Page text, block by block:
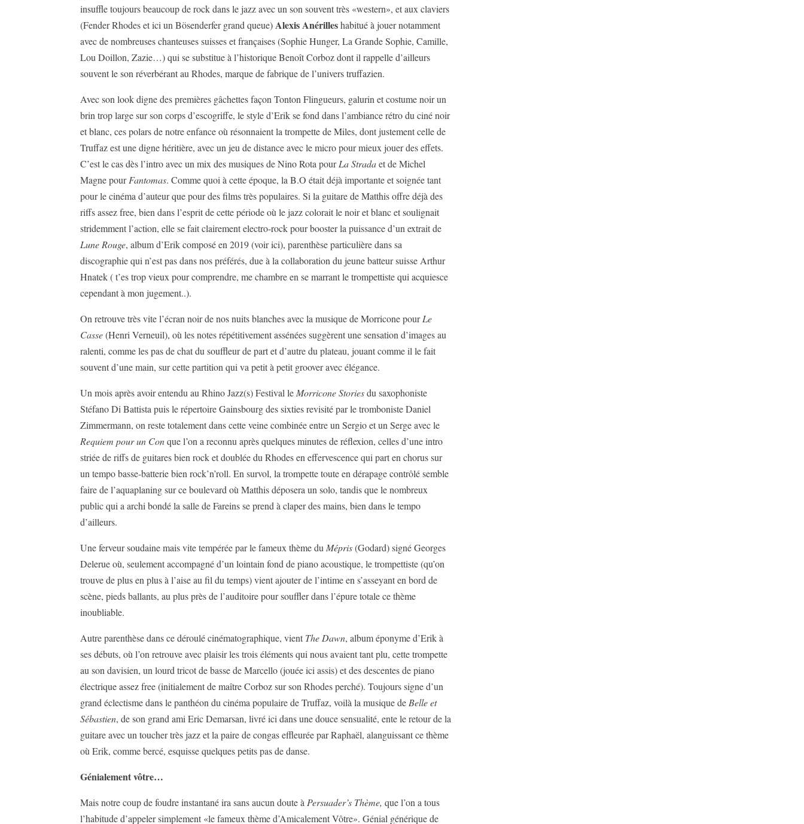
insuffle toujours beaucoup de rock dans le jazz avec un son souvent très «western», et aux claviers
(Fender Rhodes et ici un Bösenderfer grand queue) Alexis Anérilleshabitué à jouer notamment
avec de nombreuses chanteuses suisses et françaises (Sophie Hunger, La Grande Sophie, Camille,
Lou Doillon, Zazie…) qui se substitue à l’historique Benoît Corboz dont il rappelle d’ailleurs
souvent le son réverbérant au Rhodes, marque de fabrique de l’univers truffazien.
Avec son look digne des premières gâchettes façon Tonton Flingueurs, galurin et costume noir un
brin trop large sur son corps d’escogriffe, le style d’Erik se fond dans l’ambiance rétro du ciné noir
et blanc, ces polars de notre enfance où résonnaient la trompette de Miles, dont justement celle de
Truffaz est une digne héritière, avec un jeu de distance avec le micro pour mieux jouer des effets.
C’est le cas dès l’intro avec un mix des musiques de Nino Rota pourLa Stradaet de Michel
Magne pourFantomas. Comme quoi à cette époque, la B.O était déjà importante et soignée tant
pour le cinéma d’auteur que pour des films très populaires. Si la guitare de Matthis offre déjà des
riffs assez free, bien dans l’esprit de cette période où le jazz colorait le noir et blanc et soulignait
stridemment l’action, elle se fait clairement electro-rock pour booster la puissance d’un extrait de
Lune Rouge, album d’Erik composé en 2019 (voir ici), parenthèse particulière dans sa
discographie qui n’est pas dans nos préférés, due à la collaboration du jeune batteur suisse Arthur
Hnatek ( t’es trop vieux pour comprendre, me chambre en se marrant le trompettiste qui acquiesce
cependant à mon jugement..).
On retrouve très vite l’écran noir de nos nuits blanches avec la musique de Morricone pourLe
Casse(Henri Verneuil), où les notes répétitivement assénées suggèrent une sensation d’images au
ralenti, comme les pas de chat du souffleur de part et d’autre du plateau, jouant comme il le fait
souvent d’une main, sur cette partition qui va petit à petit groover avec élégance.
Un mois après avoir entendu au Rhino Jazz(s) Festival le Morricone Storiesdu saxophoniste
Stéfano Di Battista puis le répertoire Gainsbourg des sixties revisité par le tromboniste Daniel
Zimmermann, on reste totalement dans cette veine combinée entre un Sergio et un Serge avec le
Requiem pour un Conque l’on a reconnu après quelques minutes de réflexion, celles d’une intro
striée de riffs de guitares bien rock et doublée du Rhodes en effervescence qui part en chorus sur
un tempo basse-batterie bien rock’n’roll. En survol, la trompette toute en dérapage contrôlé semble
faire de l’aquaplaning sur ce boulevard où Matthis déposera un solo, tandis que le nombreux
public qui a archi bondé la salle de Fareins se prend à claper des mains, bien dans le tempo
d’ailleurs.
Une ferveur soudaine mais vite tempérée par le fameux thème du Mépris(Godard) signé Georges
Delerue où, seulement accompagné d’un lointain fond de piano acoustique, le trompettiste (qu’on
trouve de plus en plus à l’aise au fil du temps) vient ajouter de l’intime en s’asseyant en bord de
scène, pieds ballants, au plus près de l’auditoire pour souffler dans l’épure totale ce thème
inoubliable.
Autre parenthèse dans ce déroulé cinématographique, vient The Dawn, album éponyme d’Erik à
ses débuts, où l’on retrouve avec plaisir les trois éléments qui nous avaient tant plu, cette trompette
au son davisien, un lourd tricot de basse de Marcello (jouée ici assis) et des descentes de piano
électrique assez free (initialement de maître Corboz sur son Rhodes perché). Toujours signe d’un
grand éclectisme dans le panthéon du cinéma populaire de Truffaz, voilà la musique de Belle et
Sébastien, de son grand ami Eric Demarsan, livré ici dans une douce sensualité, ente le retour de la
guitare avec un toucher très jazz et la paire de congas effleurée par Raphaël, alanguissant ce thème
où Erik, comme bercé, esquisse quelques petits pas de danse.
Génialement vôtre…
Mais notre coup de foudre instantané ira sans aucun doute à Persuader’s Thème, que l’on a tous
l’habitude d’appeler simplement «le fameux thème d’Amicalement Vôtre». Génial générique de